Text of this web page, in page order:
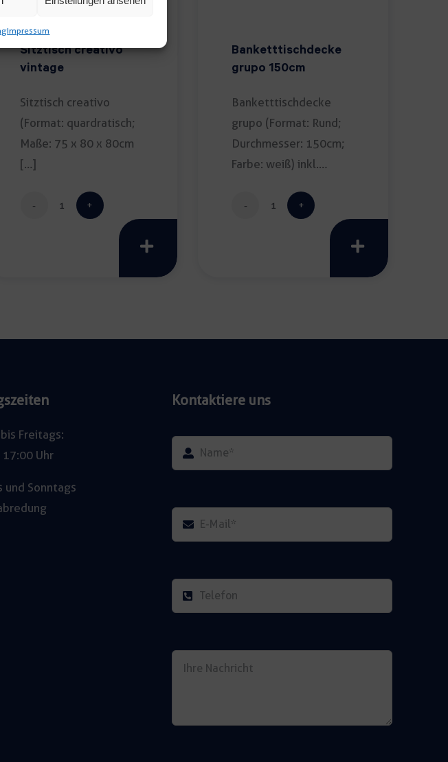
Impressum
Sitztisch creativo
vintage
Sitztisch creativo
(Format: quardratisch;
Maße: 75 x 80 x 80cm
[…]
Sitztisch
Banketttischdecke
grupo 150cm
Banketttischdecke
grupo (Format: Rund;
Durchmesser: 150cm;
Farbe: weiß) inkl.
Banketttischdecke
Freitags:
Uhr
und Sonntags
Kontaktiere uns